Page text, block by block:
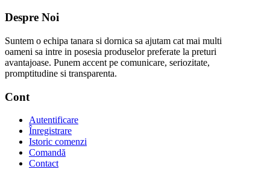
Despre Noi
Suntem o echipa tanara si dornica sa ajutam cat mai multi
oameni sa intre in posesia produselor preferate la preturi
avantajoase. Punem accent pe comunicare, seriozitate,
promptitudine si transparenta.
Cont
Autentificare
Înregistrare
Istoric comenzi
Comandă
Contact